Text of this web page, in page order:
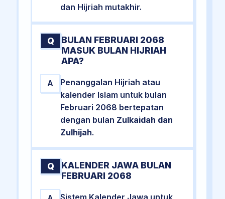
dan Hijriah mutakhir.
Q
BULAN FEBRUARI 2068
MASUK BULAN HIJRIAH
APA?
A
Penanggalan Hijriah atau
kalender Islam untuk bulan
Februari 2068 bertepatan
dengan bulan Zulkaidah dan
Zulhijah.
Q
KALENDER JAWA BULAN
FEBRUARI 2068
Sistem Kalender Jawa untuk